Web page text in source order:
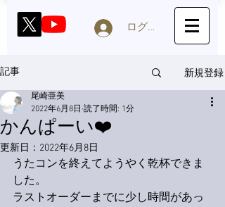
ログイン
記事 新規登録
かんぱーい❤️
尾崎亜美
2022年6月8日 読了時間: 1分
更新日： 2022年6月8日
うたコンを終えてようやく乾杯できま
した。
ラストオーダーまでに少し時間があっ